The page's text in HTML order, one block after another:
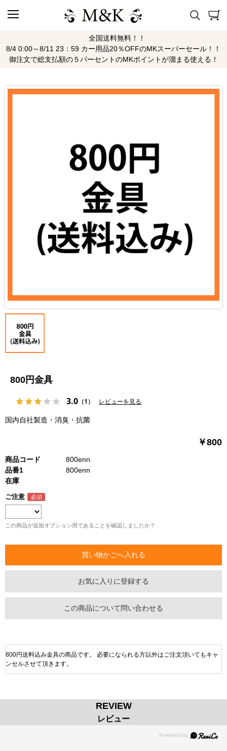
全国送料無料！！
8/4 0:00～8/11 23：59 カー用品20％OFFのMKスーパーセール！！
御注文で総支払額の５パーセントのMKポイントが溜まる使える！
800円金具
3.0 （1） レビューを見る
国内自社製造・消臭・抗菌
￥800
商品コード
800enn
品番1
800enn
在庫
ご注意
この商品が追加オプション用であることを確認しましたか？
お気に入りに登録する
この商品について問い合わせる
800円送料込み金具の商品です。 必要になられる方以外はご注文頂いてもキャ
ンセルさせて頂きます。
REVIEW
レビュー